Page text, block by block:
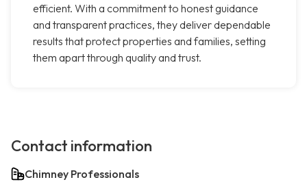
efficient. With a commitment to honest guidance
and transparent practices, they deliver dependable
results that protect properties and families, setting
them apart through quality and trust.
Contact information
Chimney Professionals